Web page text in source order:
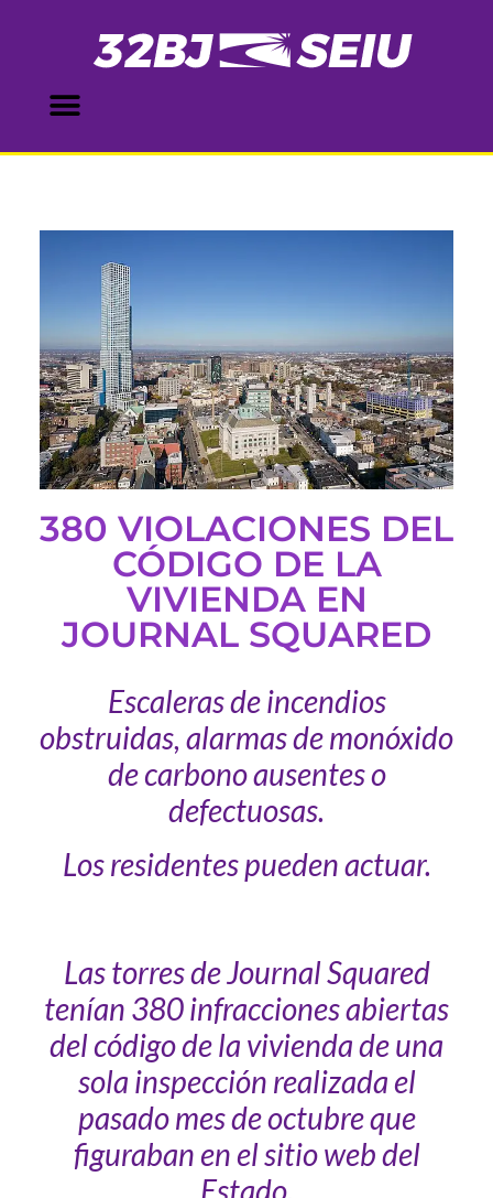
380 VIOLACIONES DEL
CÓDIGO DE LA
VIVIENDA EN
JOURNAL SQUARED
Escaleras de incendios
obstruidas, alarmas de monóxido
de carbono ausentes o
defectuosas.
Los residentes pueden actuar.
Las torres de Journal Squared
tenían 380 infracciones abiertas
del código de la vivienda de una
sola inspección realizada el
pasado mes de octubre que
figuraban en el sitio web del
Estado.